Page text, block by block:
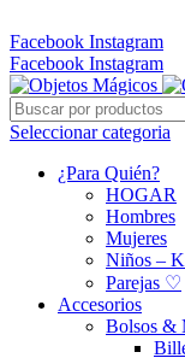
Facebook Instagram
Facebook Instagram
Seleccionar categoria
¿Para Quién?
HOGAR
Hombres
Mujeres
Niños –
Parejas ♡
Accesorios
Bolsos &